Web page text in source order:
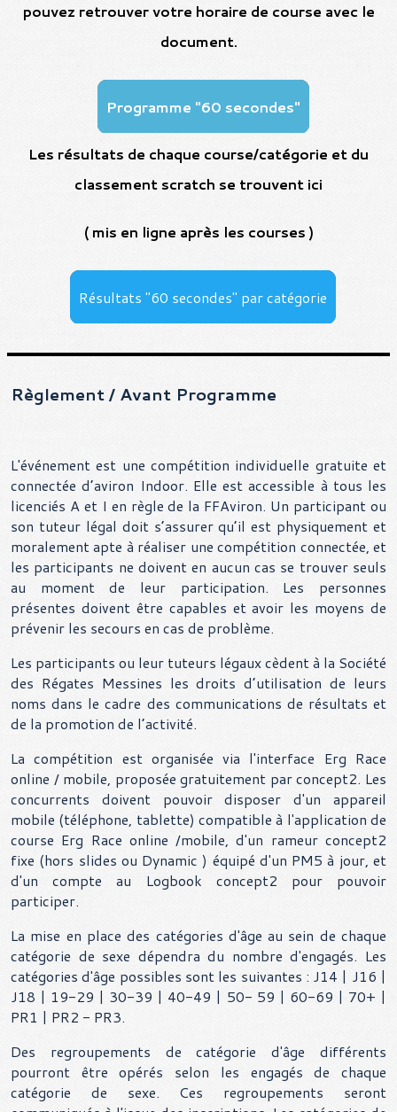
pouvez retrouver votre horaire de course avec le
document.
Programme "60 secondes"
Les résultats de chaque course/catégorie et du
classement scratch se trouvent ici
( mis en ligne après les courses )
Résultats "60 secondes" par catégorie
Règlement / Avant Programme
L'événement est une compétition individuelle gratuite et
connectée d’aviron Indoor. Elle est accessible à tous les
licenciés A et I en règle de la FFAviron. Un participant ou
son tuteur légal doit s’assurer qu’il est physiquement et
moralement apte à réaliser une compétition connectée, et
les participants ne doivent en aucun cas se trouver seuls
au moment de leur participation. Les personnes
présentes doivent être capables et avoir les moyens de
prévenir les secours en cas de problème.
Les participants ou leur tuteurs légaux cèdent à la Société
des Régates Messines les droits d’utilisation de leurs
noms dans le cadre des communications de résultats et
de la promotion de l’activité.
La compétition est organisée via l'interface Erg Race
online / mobile, proposée gratuitement par concept2. Les
concurrents doivent pouvoir disposer d'un appareil
mobile (téléphone, tablette) compatible à l'application de
course Erg Race online /mobile, d'un rameur concept2
fixe (hors slides ou Dynamic ) équipé d'un PM5 à jour, et
d'un compte au Logbook concept2 pour pouvoir
participer.
La mise en place des catégories d'âge au sein de chaque
catégorie de sexe dépendra du nombre d'engagés. Les
catégories d'âge possibles sont les suivantes : J14 | J16 |
J18 | 19-29 | 30-39 | 40-49 | 50- 59 | 60-69 | 70+ |
PR1 | PR2 - PR3.
Des regroupements de catégorie d'âge différents
pourront être opérés selon les engagés de chaque
catégorie de sexe. Ces regroupements seront